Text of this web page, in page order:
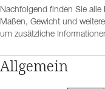
Nachfolgend finden Sie
Maßen, Gewicht und
um zusätzliche
Allgemein